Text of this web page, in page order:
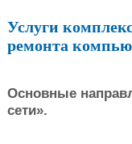
Услуги
ремонта
Основные
сети».